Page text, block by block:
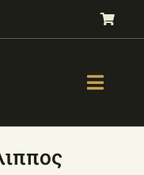
Toggle